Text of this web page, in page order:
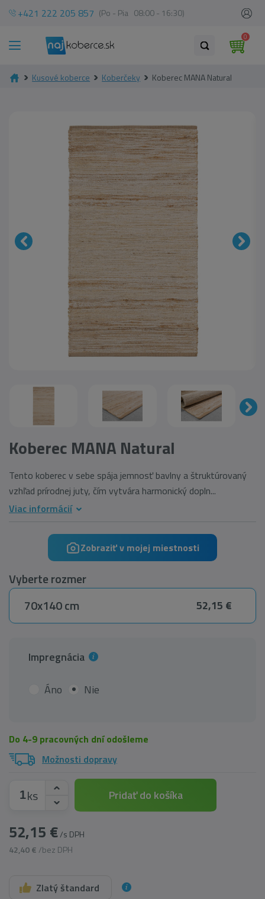
+421 222 205 857 (Po - Pia 08:00 - 16:30)
0
Kusové koberce Koberčeky Koberec MANA Natural
Koberec MANA Natural
Tento koberec v sebe spája jemnosť bavlny a štruktúrovaný
vzhľad prírodnej juty, čím vytvára harmonický dopln...
Viac informácií
Zobraziť v mojej miestnosti
Vyberte rozmer
70x140 cm
52,15 €
Impregnácia
Áno Nie
Do 4-9 pracovných dní odošleme
Možnosti dopravy
ks
52,15 €/s DPH
42,40 € /bez DPH
Pridať do košíka
Zlatý štandard